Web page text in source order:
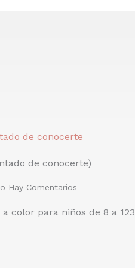
de conocerte)
Hay Comentarios
color para niños de 8 a 123